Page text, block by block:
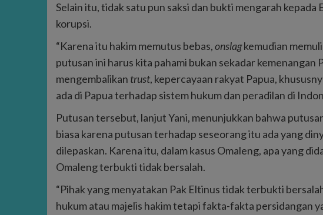
Selain itu, tidak satu pun saksi dan bukti mengarah
korupsi.
“Karena itu hakim memutus bebas,onslagkemudian
putusan ini harus kita pahami bukan sekadar kemenangan
mengembalikan trust, kepercayaan rakyat Papua,
ada di Papua terhadap sistem hukum dan peradilan di
Putusan tersebut, lanjut Yani, menunjukkan bahwa
biasa karena putusan terhadap seseorang itu ada yang
dilepaskan. Karena itu, dalam kasus Omaleng, apa yang
Omaleng terbukti tidak bersalah.
“Pihak yang menyatakan Pak Eltinus tidak terbukti
hukum atau majelis hakim tetapi fakta-fakta persidangan